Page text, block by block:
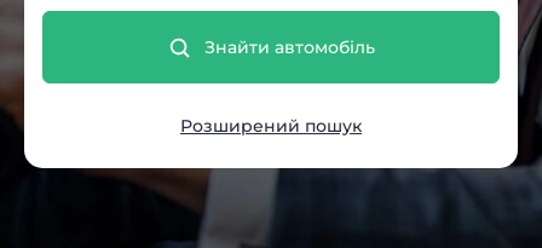
Знайти автомобіль
Розширений пошук